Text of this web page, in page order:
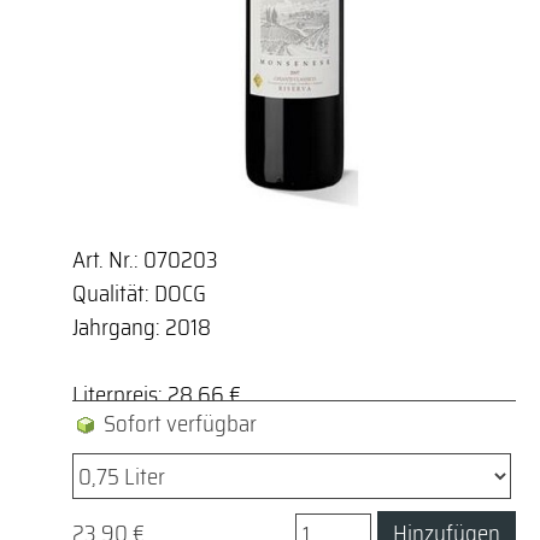
Art. Nr.: 070203
Qualität: DOCG
Jahrgang: 2018
Literpreis: 28,66 €
Sofort verfügbar